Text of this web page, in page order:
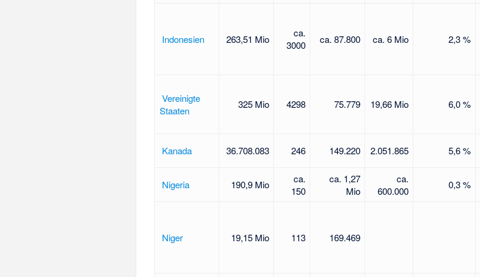
Indonesien 263,51 Mio
ca.
3000
ca. 87.800 ca. 6 Mio 2,3 %
Vereinigte
Staaten
325 Mio 4298 75.779 19,66 Mio 6,0 %
Kanada 36.708.083 246 149.220 2.051.865 5,6 %
Nigeria 190,9 Mio
ca.
150
ca. 1,27
Mio
ca.
600.000
0,3 %
Niger 19,15 Mio 113 169.469